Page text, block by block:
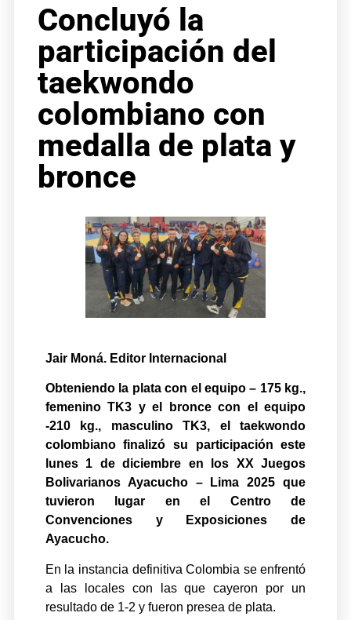
Concluyó la
participación del
taekwondo
colombiano con
medalla de plata y
bronce
Jair Moná. Editor Internacional
Obteniendo la plata con el equipo – 175 kg.,
femenino TK3 y el bronce con el equipo
-210 kg., masculino TK3, el taekwondo
colombiano finalizó su participación este
lunes 1 de diciembre en los XX Juegos
Bolivarianos Ayacucho – Lima 2025 que
tuvieron lugar en el Centro de
Convenciones y Exposiciones de
Ayacucho.
En la instancia definitiva Colombia se enfrentó
a las locales con las que cayeron por un
resultado de 1-2 y fueron presea de plata.